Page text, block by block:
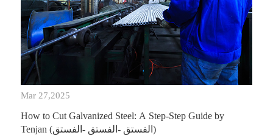
Mar 27,2025
How to Cut Galvanized Steel: A Step-Step Guide by
Tenjan (الفستق -الفستق -الفستق)